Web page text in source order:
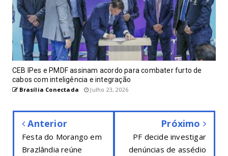
CEB IPes e PMDF assinam acordo para combater furto de
cabos com inteligência e integração
Brasília Conectada Julho 23, 2026
Anterior
Festa do Morango em
Brazlândia reúne
Próximo
PF decide investigar
denúncias de assédio